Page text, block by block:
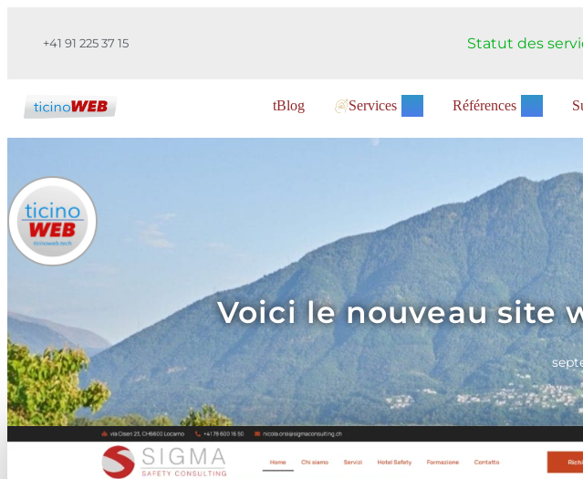
+41 91 225 37 15 Statut des
tBlog Services Références
Voici le nouveau site